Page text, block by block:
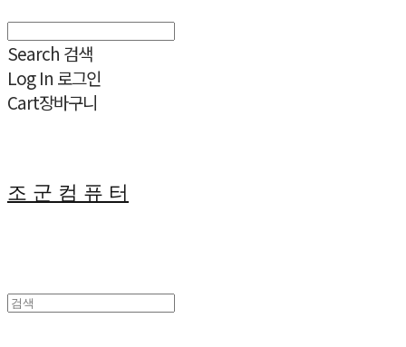
Search 검색
Log In 로그인
Cart장바구니
조 군 컴 퓨 터